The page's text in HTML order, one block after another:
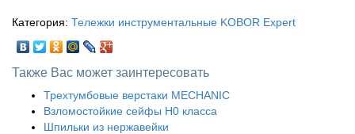
Категория: Тележки инструментальные KOBOR Expert
Также Вас может заинтересовать
Трехтумбовые верстаки MECHANIC
Взломостойкие сейфы H0 класса
Шпильки из нержавейки